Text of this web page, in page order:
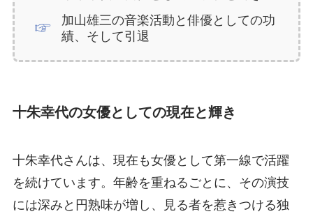
加山雄三の音楽活動と俳優としての功
績、そして引退
十朱幸代の女優としての現在と輝き
十朱幸代さんは、現在も女優として第一線で活躍
を続けています。年齢を重ねるごとに、その演技
には深みと円熟味が増し、見る者を惹きつける独